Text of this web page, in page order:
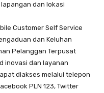
dan lokasi
Customer Self Service
dan Keluhan
Pelanggan Terpusat
inovasi dan layanan
diakses melalui telepon
PLN 123, Twitter